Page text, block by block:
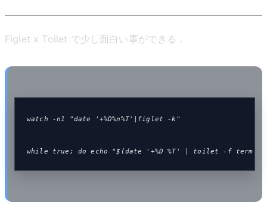
Figlet x Toilet で少し面白い事ができる．
watch -n1 "date '+%D%n%T'|figlet -k"
while true; do echo "$(date '+%D %T' | toilet -f term -